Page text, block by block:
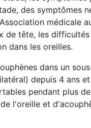
des symptômes
médicale
de tête, les
dans les oreilles.
dans un
depuis 4 ans
pendant plus
l'oreille et